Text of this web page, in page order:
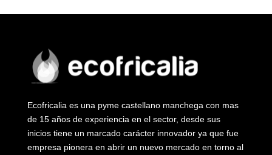
Ecofricalia es una pyme castellano manchega con mas
de 15 años de experiencia en el sector, desde sus
inicios tiene un marcado carácter innovador ya que fue
empresa pionera en abrir un nuevo mercado en torno al